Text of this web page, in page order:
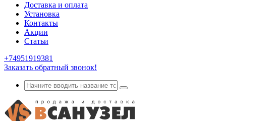
Доставка и оплата
Установка
Контакты
Акции
Статьи
+74951919381
Заказать обратный звонок!